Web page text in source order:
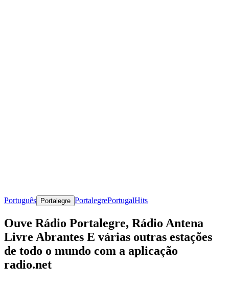
Português Portalegre PortalegrePortugalHits
Ouve Rádio Portalegre, Rádio Antena
Livre Abrantes E várias outras estações
de todo o mundo com a aplicação
radio.net